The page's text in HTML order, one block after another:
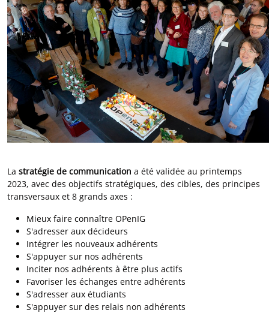
La stratégie de communication a été validée au printemps
2023, avec des objectifs stratégiques, des cibles, des principes
transversaux et 8 grands axes :
Mieux faire connaître OPenIG
S'adresser aux décideurs
Intégrer les nouveaux adhérents
S'appuyer sur nos adhérents
Inciter nos adhérents à être plus actifs
Favoriser les échanges entre adhérents
S'adresser aux étudiants
S'appuyer sur des relais non adhérents